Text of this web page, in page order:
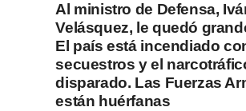
Al ministro de Defensa,
Velásquez, le quedó
El país está incendiado
secuestros y el
disparado. Las Fuerzas
están huérfanas